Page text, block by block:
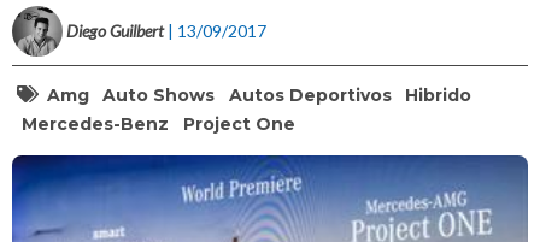
Diego Guilbert | 13/09/2017
Amg Auto Shows Autos Deportivos
Hibrido
Mercedes-Benz
Project One